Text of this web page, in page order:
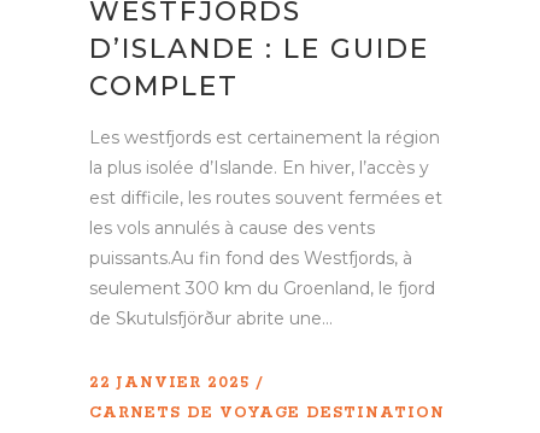
WESTFJORDS
D’ISLANDE : LE GUIDE
COMPLET
Les westfjords est certainement la région
la plus isolée d’Islande. En hiver, l’accès y
est difficile, les routes souvent fermées et
les vols annulés à cause des vents
puissants.Au fin fond des Westfjords, à
seulement 300 km du Groenland, le fjord
de Skutulsfjörður abrite une...
22 JANVIER 2025
CARNETS DE VOYAGE DESTINATION